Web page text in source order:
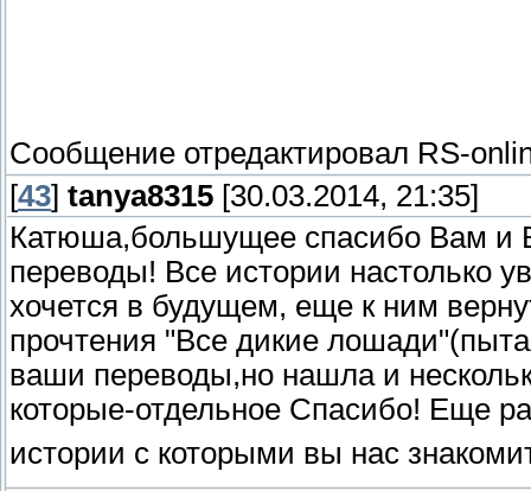
Сообщение отредактировал RS-
[43] tanya8315 [30.03.2014, 21:35]
Катюша,большущее спасибо Вам и
переводы! Все истории настолько
хочется в будущем, еще к ним
прочтения "Все дикие
ваши переводы,но нашла и
которые-отдельное Спасибо! Еще
истории с которыми вы нас